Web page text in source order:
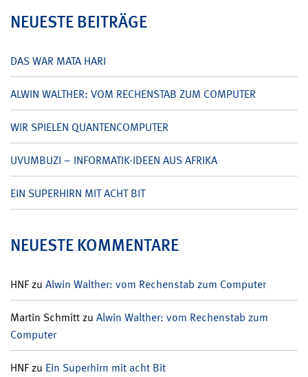
NEUESTE BEITRÄGE
DAS WAR MATA HARI
ALWIN WALTHER: VOM RECHENSTAB ZUM COMPUTER
WIR SPIELEN QUANTENCOMPUTER
UVUMBUZI – INFORMATIK-IDEEN AUS AFRIKA
EIN SUPERHIRN MIT ACHT BIT
NEUESTE KOMMENTARE
HNFzu Alwin Walther: vom Rechenstab zum Computer
Martin Schmittzu Alwin Walther: vom Rechenstab zum
Computer
HNFzu Ein Superhirn mit acht Bit